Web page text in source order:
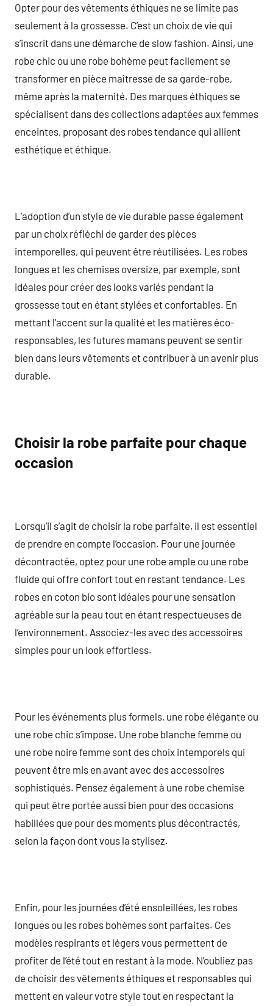
Opter pour des vêtements éthiques ne se limite pas
seulement à la grossesse. C’est un choix de vie qui
s’inscrit dans une démarche de slow fashion. Ainsi, une
robe chic ou une robe bohème peut facilement se
transformer en pièce maîtresse de sa garde-robe,
même après la maternité. Des marques éthiques se
spécialisent dans des collections adaptées aux femmes
enceintes, proposant des robes tendance qui allient
esthétique et éthique.
L’adoption d’un style de vie durable passe également
par un choix réfléchi de garder des pièces
intemporelles, qui peuvent être réutilisées. Les robes
longues et les chemises oversize, par exemple, sont
idéales pour créer des looks variés pendant la
grossesse tout en étant stylées et confortables. En
mettant l’accent sur la qualité et les matières éco-
responsables, les futures mamans peuvent se sentir
bien dans leurs vêtements et contribuer à un avenir plus
durable.
Choisir la robe parfaite pour chaque
occasion
Lorsqu’il s’agit de choisir la robe parfaite, il est essentiel
de prendre en compte l’occasion. Pour une journée
décontractée, optez pour une robe ample ou une robe
fluide qui offre confort tout en restant tendance. Les
robes en coton bio sont idéales pour une sensation
agréable sur la peau tout en étant respectueuses de
l’environnement. Associez-les avec des accessoires
simples pour un look effortless.
Pour les événements plus formels, une robe élégante ou
une robe chic s’impose. Une robe blanche femme ou
une robe noire femme sont des choix intemporels qui
peuvent être mis en avant avec des accessoires
sophistiqués. Pensez également à une robe chemise
qui peut être portée aussi bien pour des occasions
habillées que pour des moments plus décontractés,
selon la façon dont vous la stylisez.
Enfin, pour les journées d’été ensoleillées, les robes
longues ou les robes bohèmes sont parfaites. Ces
modèles respirants et légers vous permettent de
profiter de l’été tout en restant à la mode. N’oubliez pas
de choisir des vêtements éthiques et responsables qui
mettent en valeur votre style tout en respectant la